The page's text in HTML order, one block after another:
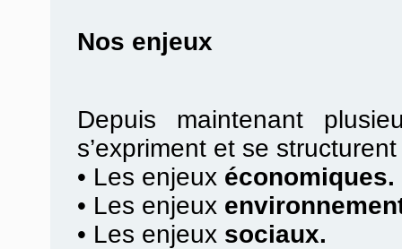
Nos enjeux
Depuis maintenant
s’expriment et se
• Les enjeux économiques.
• Les enjeux
• Les enjeux sociaux.